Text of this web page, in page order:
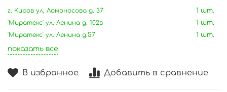
В избранное Добавить в сравнение
г. Киров ул, Ломоносова д. 37
1 шт.
'Миратекс' ул. Ленина д. 102в
1 шт.
'Миратекс' ул. Ленина д.57
1 шт.
показать все